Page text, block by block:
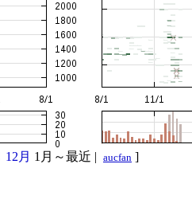
12月 1月～最近 | aucfan ]